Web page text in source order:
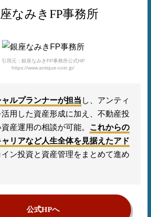
なみきFP事務所
引用元：銀座なみきFP事務所公式HP
https://www.antique-coin.jp/
ルプランナーが担当 し、アンティ
用した資産形成に加え、不動産投
産運用の相談が可能。
これからの
リアなど人生全体を見据えたアド
イン投資と資産管理をまとめて進め
公式HPへ